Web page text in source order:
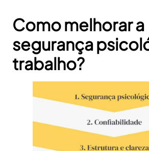
Como melhorar a
segurança
trabalho?